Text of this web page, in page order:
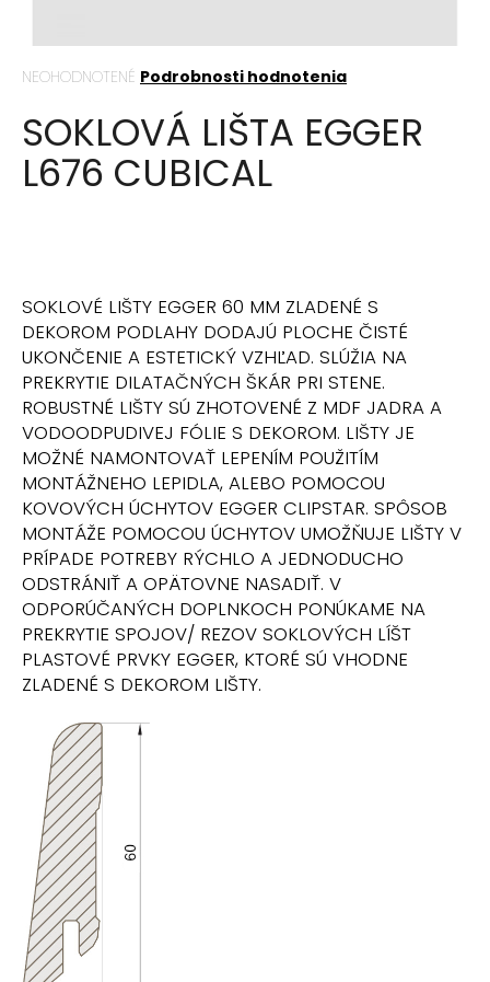
Priemerné
produktu
je
0,0
NEOHODNOTENÉ Podrobnosti hodnotenia
SOKLOVÁ LIŠTA EGGER
L676 CUBICAL
SOKLOVÉ LIŠTY EGGER 60 MM ZLADENÉ S
DEKOROM PODLAHY DODAJÚ PLOCHE ČISTÉ
UKONČENIE A ESTETICKÝ VZHĽAD. SLÚŽIA NA
PREKRYTIE DILATAČNÝCH ŠKÁR PRI STENE.
ROBUSTNÉ LIŠTY SÚ ZHOTOVENÉ Z MDF JADRA A
VODOODPUDIVEJ FÓLIE S DEKOROM. LIŠTY JE
MOŽNÉ NAMONTOVAŤ LEPENÍM POUŽITÍM
MONTÁŽNEHO LEPIDLA, ALEBO POMOCOU
KOVOVÝCH ÚCHYTOV EGGER CLIPSTAR. SPÔSOB
MONTÁŽE POMOCOU ÚCHYTOV UMOŽŇUJE LIŠTY V
PRÍPADE POTREBY RÝCHLO A JEDNODUCHO
ODSTRÁNIŤ A OPÄTOVNE NASADIŤ. V
ODPORÚČANÝCH DOPLNKOCH PONÚKAME NA
PREKRYTIE SPOJOV/ REZOV SOKLOVÝCH LÍŠT
PLASTOVÉ PRVKY EGGER, KTORÉ SÚ VHODNE
ZLADENÉ S DEKOROM LIŠTY.
s
ť
?
O
d
p
o
r
ú
č
a
m
e